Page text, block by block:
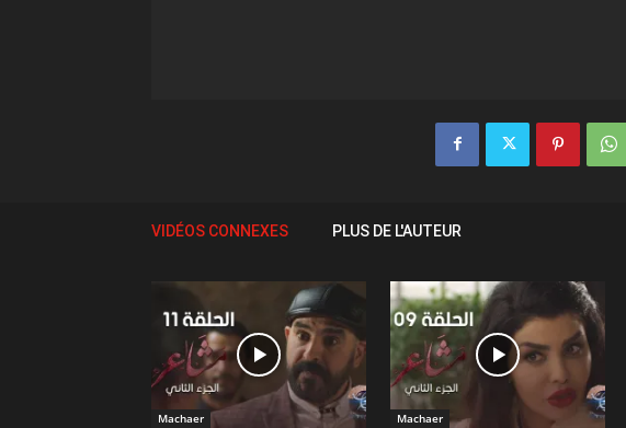
VIDÉOS CONNEXES PLUS DE L'AUTEUR
Machaer Machaer